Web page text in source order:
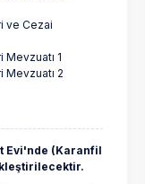
ve Cezai
Mevzuatı 1
Mevzuatı 2
Evi'nde (Karanfil